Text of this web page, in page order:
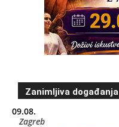
Zanimljiva događanja
09.08.
Zagreb